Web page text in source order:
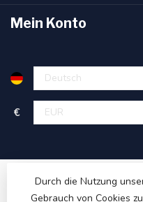
Mein Konto
€
Durch die Nutzung
Gebrauch von Cookies